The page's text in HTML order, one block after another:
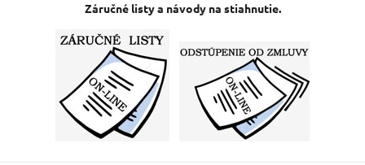
Záručné listy a návody na stiahnutie.